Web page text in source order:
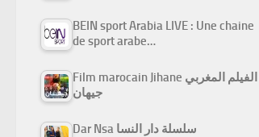
BEIN sport Arabia LIVE : Une chaine
de sport arabe…
Film marocain Jihane الفيلم المغربي
جيهان
Dar Nsa سلسلة دار النسا